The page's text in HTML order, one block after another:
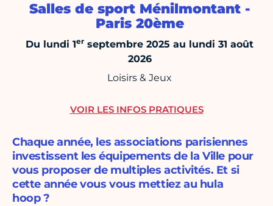
Salles de sport Ménilmontant -
Paris 20ème
Du lundi 1er septembre 2025 au lundi 31 août
2026
Loisirs & Jeux
Chaque année, les associations parisiennes
investissent les équipements de la Ville pour
vous proposer de multiples activités. Et si
cette année vous vous mettiez au hula
hoop ?
VOIR LES INFOS PRATIQUES